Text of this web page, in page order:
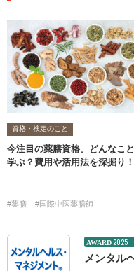
資格・検定のこと
今注目の薬膳資格。どんなこ
学ぶ？費用や活用法を深掘り！
#薬膳 #国際中医薬膳師
AWARD 2025
メンタル